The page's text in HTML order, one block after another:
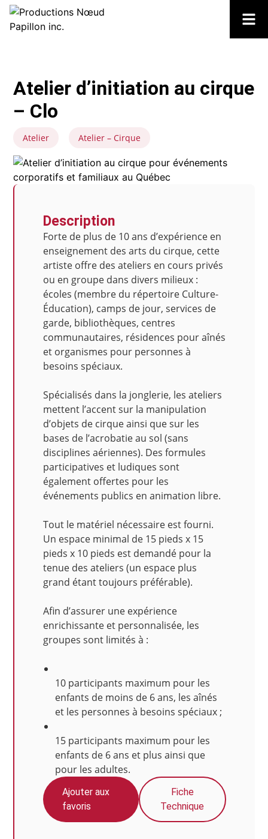
Atelier d’initiation au cirque
– Clo
Atelier Atelier – Cirque
Description
Forte de plus de 10 ans d’expérience en
enseignement des arts du cirque, cette
artiste offre des ateliers en cours privés
ou en groupe dans divers milieux :
écoles (membre du répertoire Culture-
Éducation), camps de jour, services de
garde, bibliothèques, centres
communautaires, résidences pour aînés
et organismes pour personnes à
besoins spéciaux.
Spécialisés dans la jonglerie, les ateliers
mettent l’accent sur la manipulation
d’objets de cirque ainsi que sur les
bases de l’acrobatie au sol (sans
disciplines aériennes). Des formules
participatives et ludiques sont
également offertes pour les
événements publics en animation libre.
Tout le matériel nécessaire est fourni.
Un espace minimal de 15 pieds x 15
pieds x 10 pieds est demandé pour la
tenue des ateliers (un espace plus
grand étant toujours préférable).
Afin d’assurer une expérience
enrichissante et personnalisée, les
groupes sont limités à :
10 participants maximum pour les
enfants de moins de 6 ans, les aînés
et les personnes à besoins spéciaux ;
15 participants maximum pour les
enfants de 6 ans et plus ainsi que
pour les adultes.
Ajouter aux
favoris
Fiche
Technique